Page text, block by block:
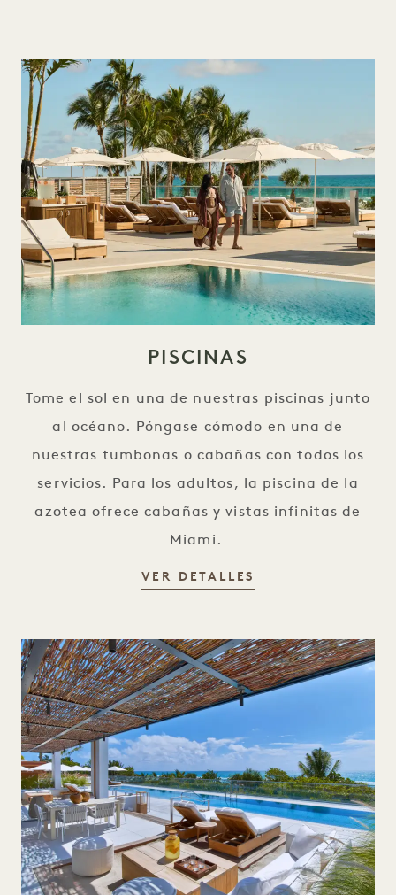
PISCINAS
Tome el sol en una de nuestras piscinas junto
al océano. Póngase cómodo en una de
nuestras tumbonas o cabañas con todos los
servicios. Para los adultos, la piscina de la
azotea ofrece cabañas y vistas infinitas de
Miami.
VER DETALLES